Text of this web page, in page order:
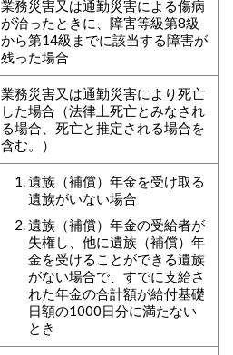
業務災害又は通勤災害による傷病
が治ったときに、障害等級第8級
から第14級までに該当する障害が
残った場合
業務災害又は通勤災害により死亡
した場合（法律上死亡とみなされ
る場合、死亡と推定される場合を
含む。）
遺族（補償）年金を受け取る
遺族がいない場合
遺族（補償）年金の受給者が
失権し、他に遺族（補償）年
金を受けることができる遺族
がない場合で、すでに支給さ
れた年金の合計額が給付基礎
日額の1000日分に満たない
とき